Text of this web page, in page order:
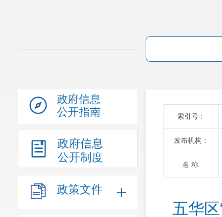
政府信息
公开指南
政府信息
公开制度
政策文件
索引号：
发布机构：
名 称:
五华